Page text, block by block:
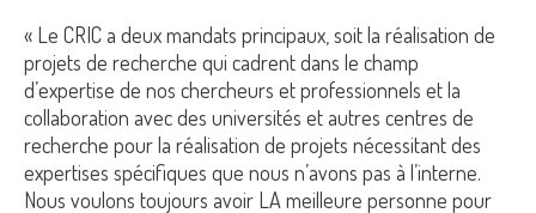
« Le CRIC a deux mandats principaux, soit la réalisation de
projets de recherche qui cadrent dans le champ
d’expertise de nos chercheurs et professionnels et la
collaboration avec des universités et autres centres de
recherche pour la réalisation de projets nécessitant des
expertises spécifiques que nous n’avons pas à l’interne.
Nous voulons toujours avoir LA meilleure personne pour